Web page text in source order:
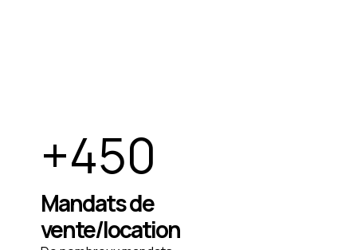
+450
Mandats de
vente/location